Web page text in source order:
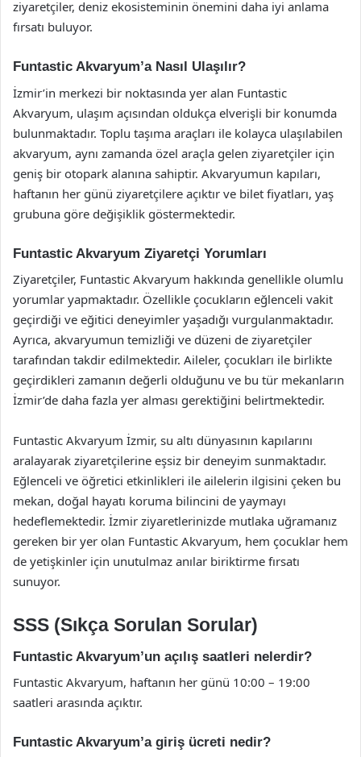
ziyaretçiler, deniz ekosisteminin önemini daha iyi anlama
fırsatı buluyor.
Funtastic Akvaryum’a Nasıl Ulaşılır?
İzmir’in merkezi bir noktasında yer alan Funtastic
Akvaryum, ulaşım açısından oldukça elverişli bir konumda
bulunmaktadır. Toplu taşıma araçları ile kolayca ulaşılabilen
akvaryum, aynı zamanda özel araçla gelen ziyaretçiler için
geniş bir otopark alanına sahiptir. Akvaryumun kapıları,
haftanın her günü ziyaretçilere açıktır ve bilet fiyatları, yaş
grubuna göre değişiklik göstermektedir.
Funtastic Akvaryum Ziyaretçi Yorumları
Ziyaretçiler, Funtastic Akvaryum hakkında genellikle olumlu
yorumlar yapmaktadır. Özellikle çocukların eğlenceli vakit
geçirdiği ve eğitici deneyimler yaşadığı vurgulanmaktadır.
Ayrıca, akvaryumun temizliği ve düzeni de ziyaretçiler
tarafından takdir edilmektedir. Aileler, çocukları ile birlikte
geçirdikleri zamanın değerli olduğunu ve bu tür mekanların
İzmir’de daha fazla yer alması gerektiğini belirtmektedir.
Funtastic Akvaryum İzmir, su altı dünyasının kapılarını
aralayarak ziyaretçilerine eşsiz bir deneyim sunmaktadır.
Eğlenceli ve öğretici etkinlikleri ile ailelerin ilgisini çeken bu
mekan, doğal hayatı koruma bilincini de yaymayı
hedeflemektedir. İzmir ziyaretlerinizde mutlaka uğramanız
gereken bir yer olan Funtastic Akvaryum, hem çocuklar hem
de yetişkinler için unutulmaz anılar biriktirme fırsatı
sunuyor.
SSS (Sıkça Sorulan Sorular)
Funtastic Akvaryum’un açılış saatleri nelerdir?
Funtastic Akvaryum, haftanın her günü 10:00 – 19:00
saatleri arasında açıktır.
Funtastic Akvaryum’a giriş ücreti nedir?